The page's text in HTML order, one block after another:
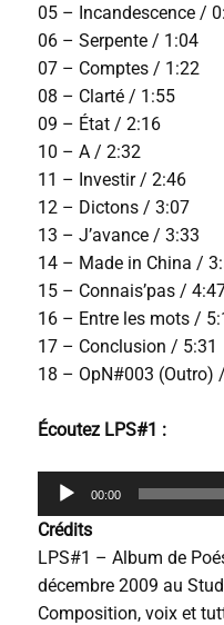
05 – Incandescence /
06 – Serpente / 1:04
07 – Comptes / 1:22
08 – Clarté / 1:55
09 – État / 2:16
10 – A / 2:32
11 – Investir / 2:46
12 – Dictons / 3:07
13 – J’avance / 3:33
14 – Made in China /
15 – Connais’pas /
16 – Entre les mots /
17 – Conclusion / 5:31
18 – OpN#003 (Outro)
Écoutez LPS#1 :
c
e
u
r
00:00
Crédits
LPS#1 – Album de
décembre 2009 au
Composition, voix et